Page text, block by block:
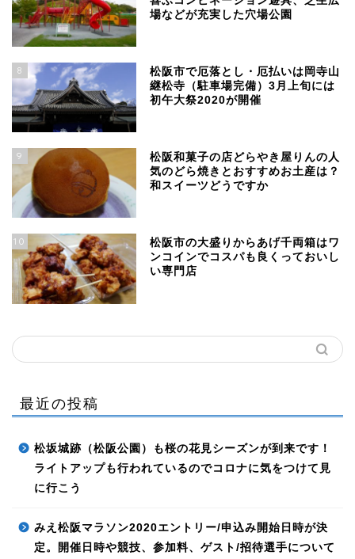
場などが充実した穴場公園
8
松阪市で厄落とし・厄払いは岡寺山
継松寺（駐車場完備）3月上旬には
初午大祭2020が開催
9
松阪和菓子の店どらやき屋りんの人
気のどら焼きとおすすめお土産は？
和スイーツどうですか
10
松阪市の大盛りからあげ千両箱はワ
ンコインでコスパも良くっておいし
い専門店
最近の投稿
松坂城跡（松阪公園）も桜の花見シーズンが到来です！
ライトアップも行われているのでコロナに気をつけて見
に行こう
みえ松阪マラソン2020エントリー/申込み開始日時が決
定。開催日時や競技、参加料、ゲスト/招待選手について